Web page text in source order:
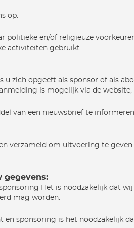
op.
politieke en/of religieuze
activiteiten gebruikt.
zich opgeeft als sponsor of als
is mogelijk via de
van een nieuwsbrief te
verzameld om uitvoering te
gegevens:
Het is noodzakelijk dat
mag worden.
en sponsoring is het noodzakelijk